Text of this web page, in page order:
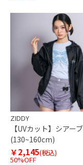
ZIDDY
【UVカット】シアー
(130~160cm)
￥2,145(税込)
50%OFF